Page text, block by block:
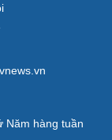
Năm hàng tuần